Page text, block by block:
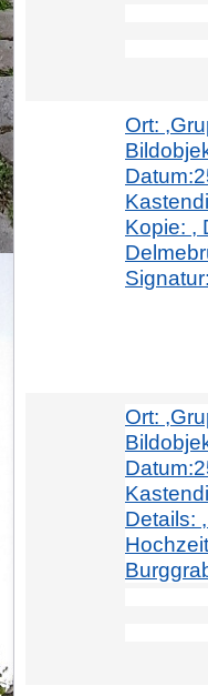
Ort:
Kopie: ,
Signatur:
Ort:
Details: